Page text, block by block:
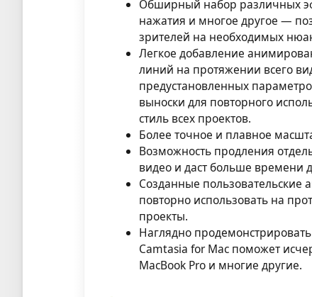
Обширный набор различных
нажатия и многое другое —
зрителей на необходимых
Легкое добавление
линий на протяжении всего
предустановленных
выноски для повторного
стиль всех проектов.
Более точное и плавное
Возможность продления
видео и даст больше времени
Созданные
повторно использовать на
проекты.
Наглядно
Camtasia for Mac поможет
MacBook Pro и многие другие.